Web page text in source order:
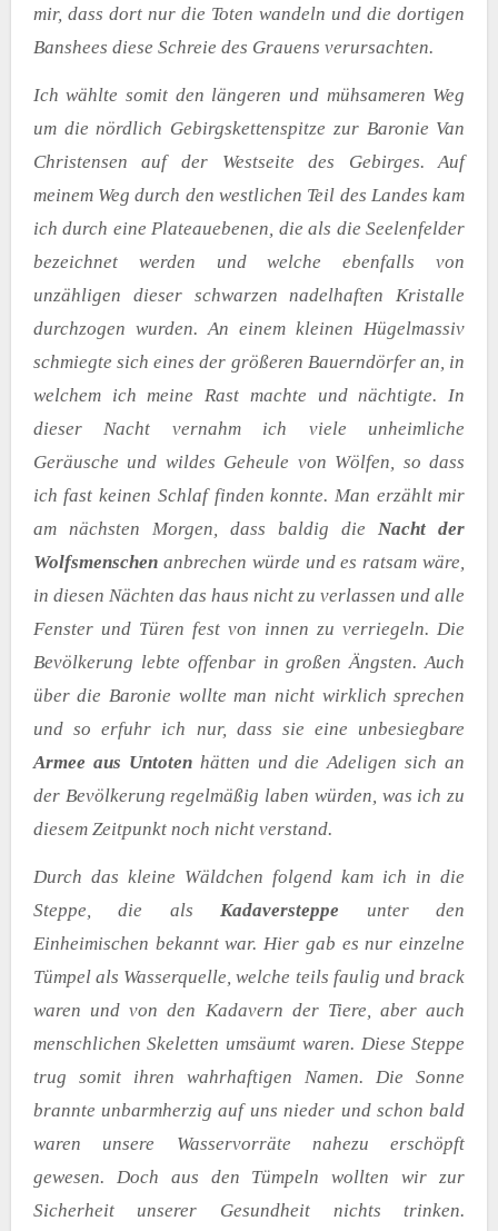
mir, dass dort nur die Toten wandeln und die dortigen
Banshees diese Schreie des Grauens verursachten.
Ich wählte somit den längeren und mühsameren Weg
um die nördlich Gebirgskettenspitze zur Baronie Van
Christensen auf der Westseite des Gebirges. Auf
meinem Weg durch den westlichen Teil des Landes kam
ich durch eine Plateauebenen, die als die Seelenfelder
bezeichnet werden und welche ebenfalls von
unzähligen dieser schwarzen nadelhaften Kristalle
durchzogen wurden. An einem kleinen Hügelmassiv
schmiegte sich eines der größeren Bauerndörfer an, in
welchem ich meine Rast machte und nächtigte. In
dieser Nacht vernahm ich viele unheimliche
Geräusche und wildes Geheule von Wölfen, so dass
ich fast keinen Schlaf finden konnte. Man erzählt mir
am nächsten Morgen, dass baldig die Nacht der
Wolfsmenschenanbrechen würde und es ratsam wäre,
in diesen Nächten das haus nicht zu verlassen und alle
Fenster und Türen fest von innen zu verriegeln. Die
Bevölkerung lebte offenbar in großen Ängsten. Auch
über die Baronie wollte man nicht wirklich sprechen
und so erfuhr ich nur, dass sie eine unbesiegbare
Armee aus Untotenhätten und die Adeligen sich an
der Bevölkerung regelmäßig laben würden, was ich zu
diesem Zeitpunkt noch nicht verstand.
Durch das kleine Wäldchen folgend kam ich in die
Steppe, die als Kadaversteppe unter den
Einheimischen bekannt war. Hier gab es nur einzelne
Tümpel als Wasserquelle, welche teils faulig und brack
waren und von den Kadavern der Tiere, aber auch
menschlichen Skeletten umsäumt waren. Diese Steppe
trug somit ihren wahrhaftigen Namen. Die Sonne
brannte unbarmherzig auf uns nieder und schon bald
waren unsere Wasservorräte nahezu erschöpft
gewesen. Doch aus den Tümpeln wollten wir zur
Sicherheit unserer Gesundheit nichts trinken.